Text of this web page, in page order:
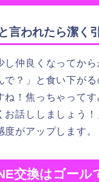
言われたら潔く
し仲良くなってか
で？」と食い下がる
ね！焦っちゃって
お話ししましょう
がアップします。
交換はゴール